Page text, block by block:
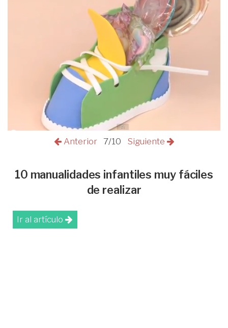
Anterior 7/10 Siguiente
10 manualidades infantiles muy fáciles
de realizar
Ir al artículo